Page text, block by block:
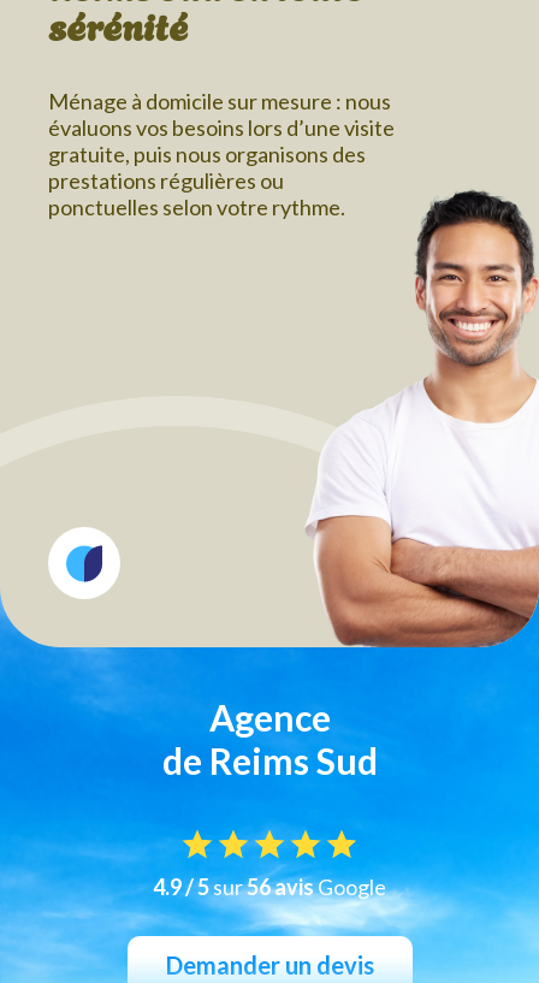
sérénité
Ménage à domicile sur mesure : nous
évaluons vos besoins lors d’une visite
gratuite, puis nous organisons des
prestations régulières ou
ponctuelles selon votre rythme.
Agence
de Reims Sud
4.9 / 5sur56 avisGoogle
Demander un devis